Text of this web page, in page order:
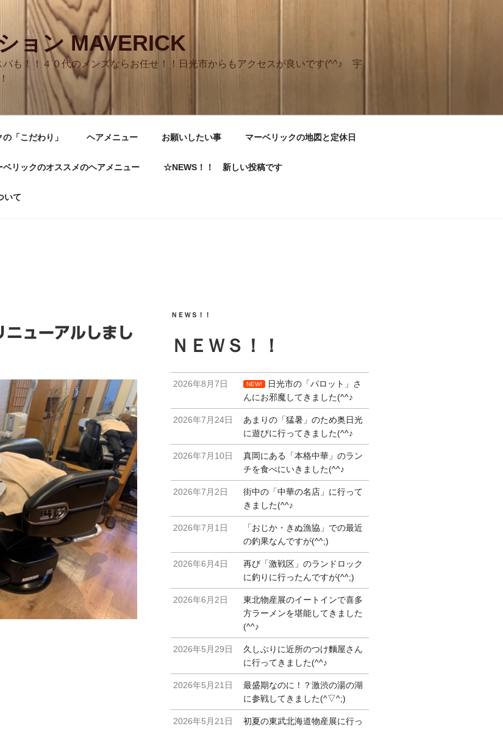
ョン MAVERICK
も！！４０代のメンズならお任せ！！日光市からもアクセスが良いです(^^♪ 宇
「こだわり」 ヘアメニュー お願いしたい事 マーベリックの地図と定休日
ベリックのオススメのヘアメニュー ☆NEWS！！ 新しい投稿です
いて
ニューアルしまし
ＮＥＷＳ！！
ＮＥＷＳ！！
2026年8月7日 NEW!
日光市の「パロット」さ
んにお邪魔してきました(^^♪
2026年7月24日
あまりの「猛暑」のため奥日光
に遊びに行ってきました(^^♪
2026年7月10日
真岡にある「本格中華」のラン
チを食べにいきました(^^♪
2026年7月2日
街中の「中華の名店」に行って
きました(^^♪
2026年7月1日
「おじか・きぬ漁協」での最近
の釣果なんですが(^^;)
2026年6月4日
再び「激戦区」のランドロック
に釣りに行ったんですが(^^;)
2026年6月2日
東北物産展のイートインで喜多
方ラーメンを堪能してきました
(^^♪
2026年5月29日
久しぶりに近所のつけ麵屋さん
に行ってきました(^^♪
2026年5月21日
最盛期なのに！？激渋の湯の湖
に参戦してきました(^▽^;)
2026年5月21日
初夏の東武北海道物産展に行っ